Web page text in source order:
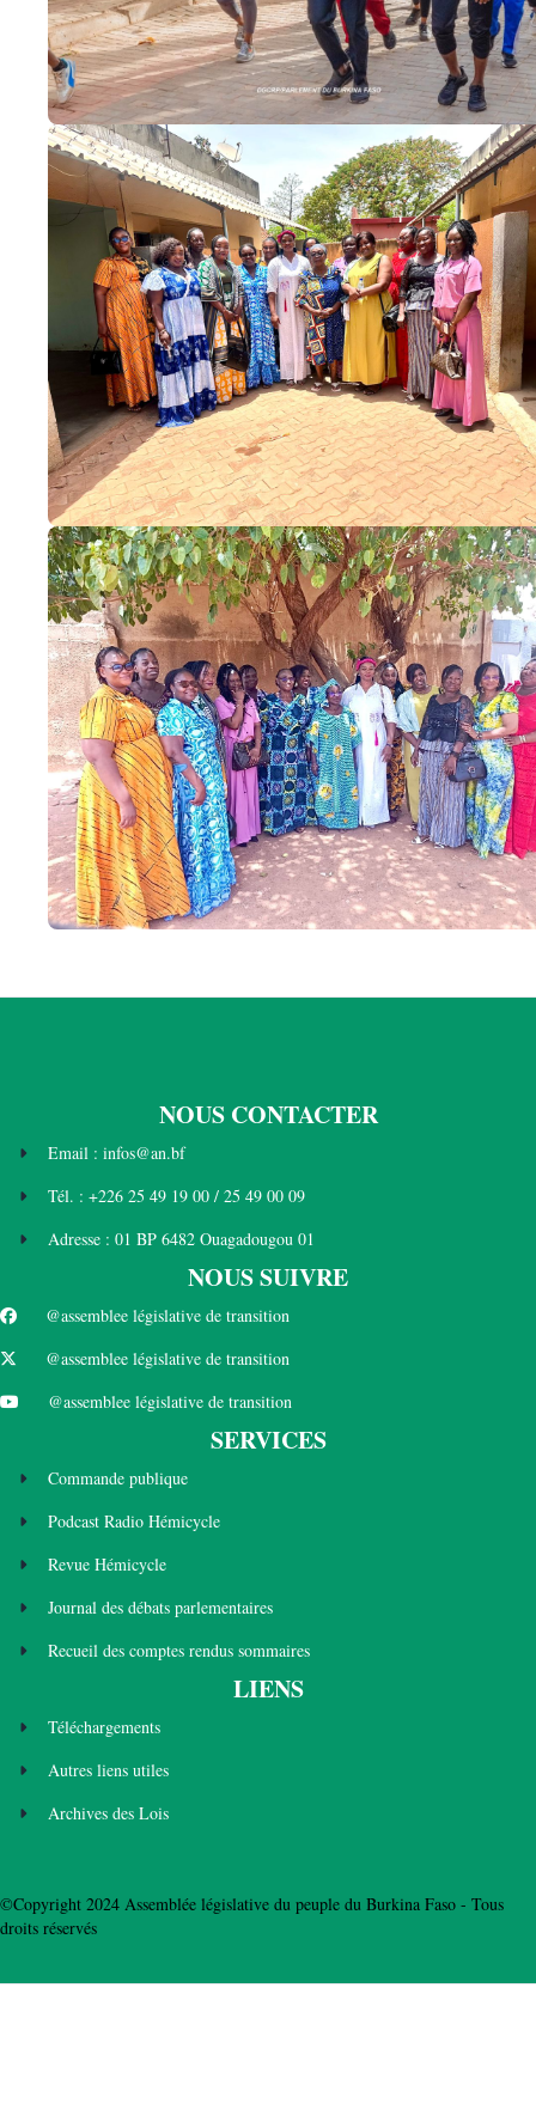
NOUS CONTACTER
Email : infos@an.bf
Tél. : +226 25 49 19 00 / 25 49 00 09
Adresse : 01 BP 6482 Ouagadougou 01
NOUS SUIVRE
@assemblee législative de transition
@assemblee législative de transition
@assemblee législative de transition
SERVICES
Commande publique
Podcast Radio Hémicycle
Revue Hémicycle
Journal des débats parlementaires
Recueil des comptes rendus sommaires
LIENS
Téléchargements
Autres liens utiles
Archives des Lois
©Copyright 2024 Assemblée législative du peuple du Burkina Faso - Tous
droits réservés